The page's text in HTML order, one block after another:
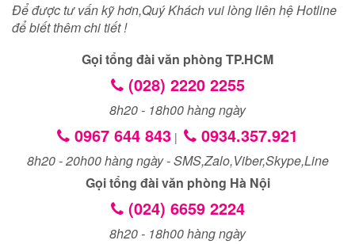
Để được tư vấn kỹ hơn,Quý Khách vui lòng liên hệ Hotline
để biết thêm chi tiết !
Gọi tổng đài văn phòng TP.HCM
(028) 2220 2255
8h20 - 18h00 hàng ngày
0967 644 843 | 0934.357.921
8h20 - 20h00 hàng ngày - SMS,Zalo,Viber,Skype,Line
Gọi tổng đài văn phòng Hà Nội
(024) 6659 2224
8h20 - 18h00 hàng ngày